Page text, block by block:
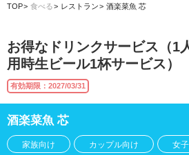
TOP 食べる レストラン 酒楽菜魚 芯
お得なドリンクサービス（1
用時生ビール1杯サービス）
有効期限：2027/03/31
酒楽菜魚 芯
家族向け カップル向け 女